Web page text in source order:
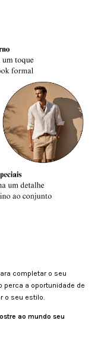
completar o seu
perca a oportunidade de
o seu estilo.
ao mundo seu